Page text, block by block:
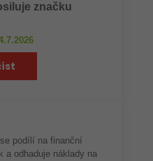
značku
se podílí na finanční
a odhaduje náklady na